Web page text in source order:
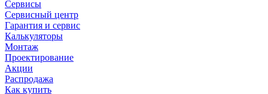
Сервисы
Сервисный центр
Гарантия и сервис
Калькуляторы
Монтаж
Проектирование
Акции
Распродажа
Как купить